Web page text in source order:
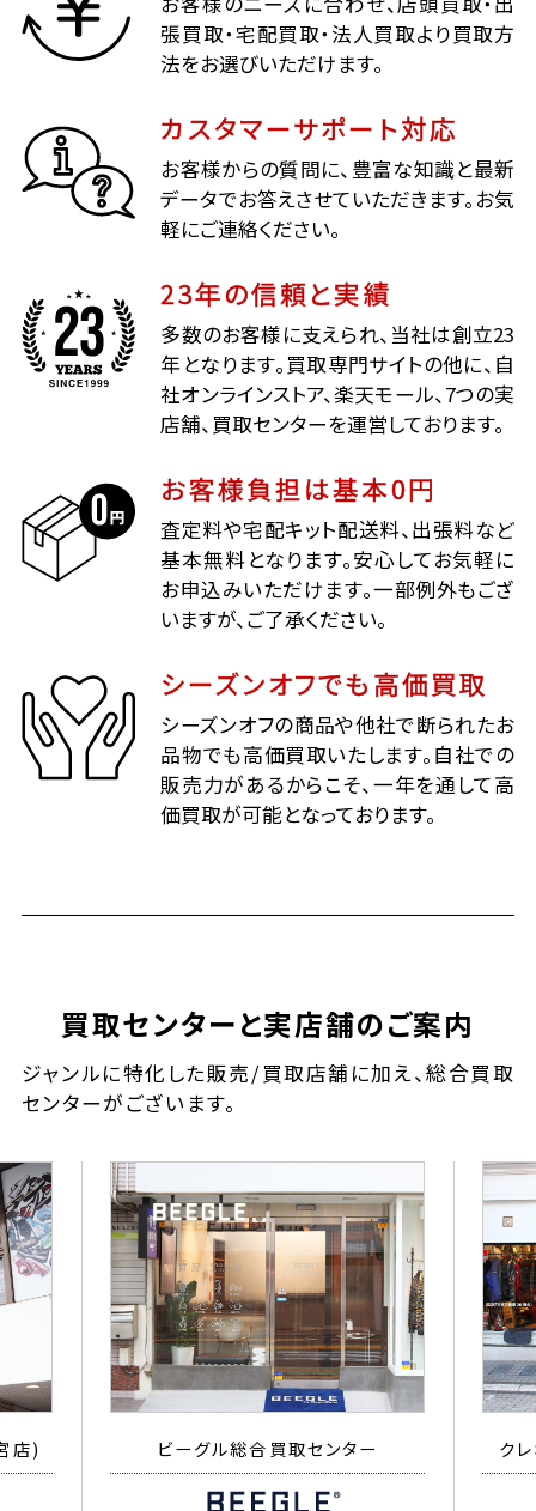
張買取・宅配買取・法人買取より買取方
法をお選びいただけます。
カスタマーサポート対応
お客様からの質問に、豊富な知識と最新
データでお答えさせていただきます。お気
軽にご連絡ください。
23年の信頼と実績
多数のお客様に支えられ、当社は創立23
年となります。買取専門サイトの他に、自
社オンラインストア、楽天モール、7つの実
店舗、買取センターを運営しております。
お客様負担は基本0円
査定料や宅配キット配送料、出張料など
基本無料となります。安心してお気軽に
お申込みいただけます。一部例外もござ
いますが、ご了承ください。
シーズンオフでも高価買取
シーズンオフの商品や他社で断られたお
品物でも高価買取いたします。自社での
販売力があるからこそ、一年を通して高
価買取が可能となっております。
買取センターと実店舗のご案内
ジャンルに特化した販売/買取店舗に加え、総合買取
センターがございます。
店) ビーグル総合買取センター ク